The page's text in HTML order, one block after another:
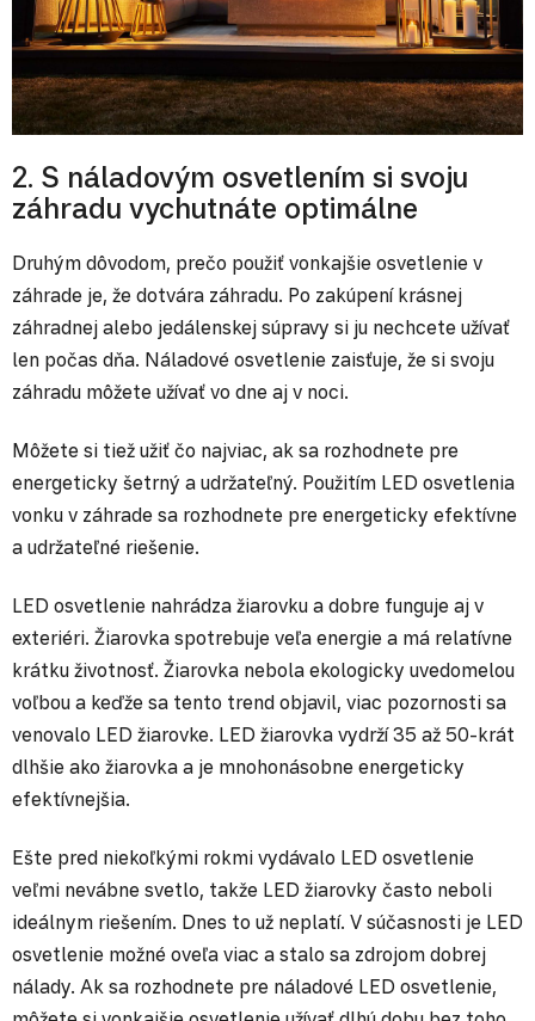
2. S náladovým osvetlením si svoju
záhradu vychutnáte optimálne
Druhým dôvodom, prečo použiť vonkajšie osvetlenie v
záhrade je, že dotvára záhradu. Po zakúpení krásnej
záhradnej alebo jedálenskej súpravy si ju nechcete užívať
len počas dňa. Náladové osvetlenie zaisťuje, že si svoju
záhradu môžete užívať vo dne aj v noci.
Môžete si tiež užiť čo najviac, ak sa rozhodnete pre
energeticky šetrný a udržateľný. Použitím LED osvetlenia
vonku v záhrade sa rozhodnete pre energeticky efektívne
a udržateľné riešenie.
LED osvetlenie nahrádza žiarovku a dobre funguje aj v
exteriéri. Žiarovka spotrebuje veľa energie a má relatívne
krátku životnosť. Žiarovka nebola ekologicky uvedomelou
voľbou a keďže sa tento trend objavil, viac pozornosti sa
venovalo LED žiarovke. LED žiarovka vydrží 35 až 50-krát
dlhšie ako žiarovka a je mnohonásobne energeticky
efektívnejšia.
Ešte pred niekoľkými rokmi vydávalo LED osvetlenie
veľmi nevábne svetlo, takže LED žiarovky často neboli
ideálnym riešením. Dnes to už neplatí. V súčasnosti je LED
osvetlenie možné oveľa viac a stalo sa zdrojom dobrej
nálady. Ak sa rozhodnete pre náladové LED osvetlenie,